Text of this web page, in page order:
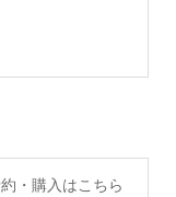
・購入はこちら